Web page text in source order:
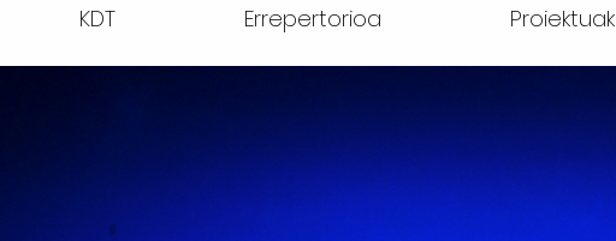
KDT Errepertorioa Proiektuak